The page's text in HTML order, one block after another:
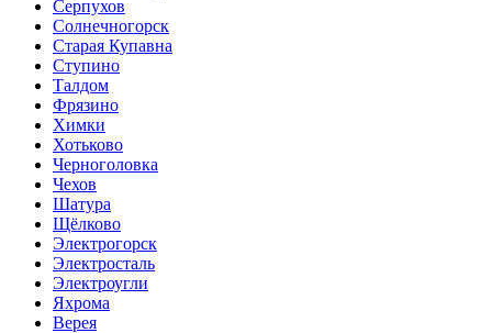
Серпухов
Солнечногорск
Старая Купавна
Ступино
Талдом
Фрязино
Химки
Хотьково
Черноголовка
Чехов
Шатура
Щёлково
Электрогорск
Электросталь
Электроугли
Яхрома
Верея